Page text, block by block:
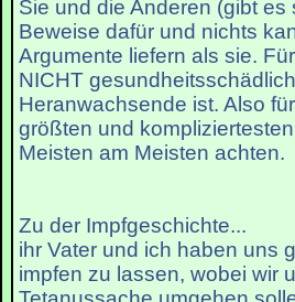
Sie und die Anderen (gibt
Beweise dafür und nichts
Argumente liefern als sie.
NICHT
Heranwachsende ist. Also
größten und
Meisten am Meisten achten.
Zu der Impfgeschichte...
ihr Vater und ich haben uns
impfen zu lassen, wobei wir